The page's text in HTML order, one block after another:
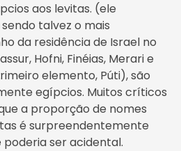
aos levitas. (ele
talvez o mais
da residência de Israel no
Hofni, Finéias, Merari e
elemento, Púti), são
egípcios. Muitos críticos
a proporção de nomes
é surpreendentemente
ser acidental.